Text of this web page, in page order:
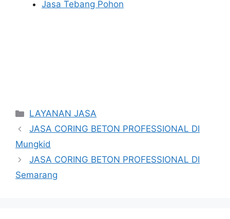
Jasa Tebang Pohon
Categories
LAYANAN JASA
JASA CORING BETON PROFESSIONAL DI
Mungkid
JASA CORING BETON PROFESSIONAL DI
Semarang